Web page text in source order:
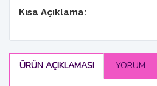
Kısa Açıklama:
ÜRÜN AÇIKLAMASI YORUM